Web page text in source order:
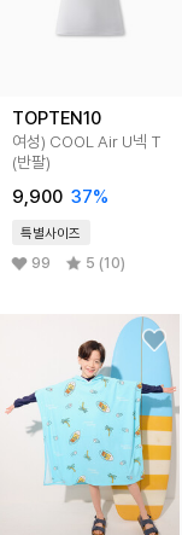
TOPTEN10
여성) COOL Air U넥 T
(반팔)
9,900 37%
특별사이즈
99 5 (10)